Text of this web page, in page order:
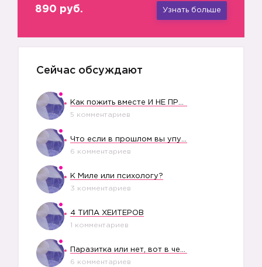
890 руб. Узнать больше
Сейчас обсуждают
5 комментариев
6 комментариев
К Миле или психологу?
3 комментариев
4 ТИПА ХЕЙТЕРОВ
1 комментариев
6 комментариев